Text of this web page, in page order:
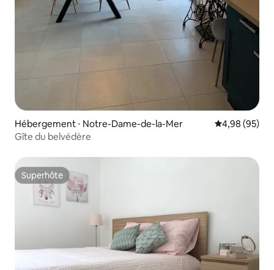
Hébergement ⋅ Notre-Dame-de-la-Mer Évaluation
4,98 (95)
Gîte du belvédère
Superhôte
Superhôte